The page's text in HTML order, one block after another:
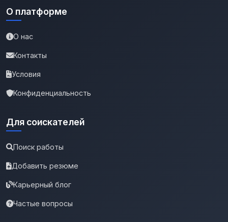
О платформе
О нас
Контакты
Условия
Конфиденциальность
Для соискателей
Поиск работы
Добавить резюме
Карьерный блог
Частые вопросы